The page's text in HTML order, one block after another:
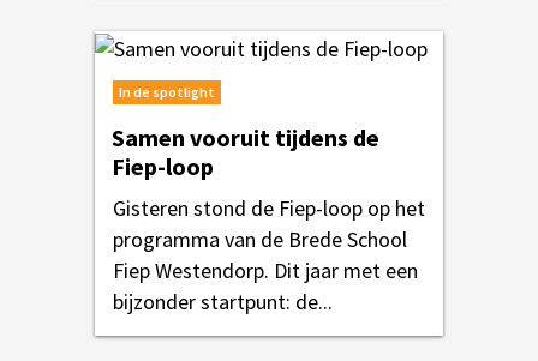
In de spotlight
Samen vooruit tijdens de
Fiep-loop
Gisteren stond de Fiep-loop op het
programma van de Brede School
Fiep Westendorp. Dit jaar met een
bijzonder startpunt: de...